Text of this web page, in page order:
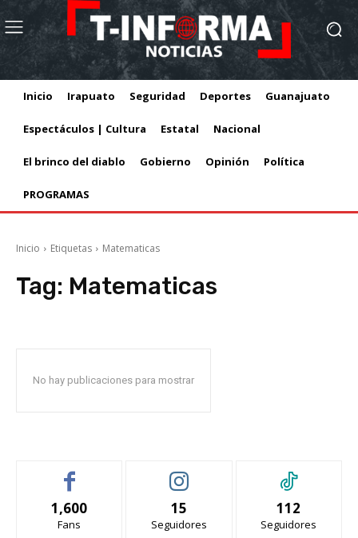
Inicio Irapuato Seguridad Deportes Guanajuato
Espectáculos | Cultura Estatal Nacional
El brinco del diablo Gobierno Opinión Política
PROGRAMAS
Inicio Etiquetas Matematicas
Tag: Matematicas
No hay publicaciones para mostrar
1,600
Fans
15
Seguidores
112
Seguidores